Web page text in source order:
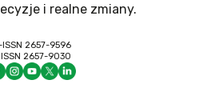
i realne zmiany.
ISSN 2657-9596
ISSN 2657-9030